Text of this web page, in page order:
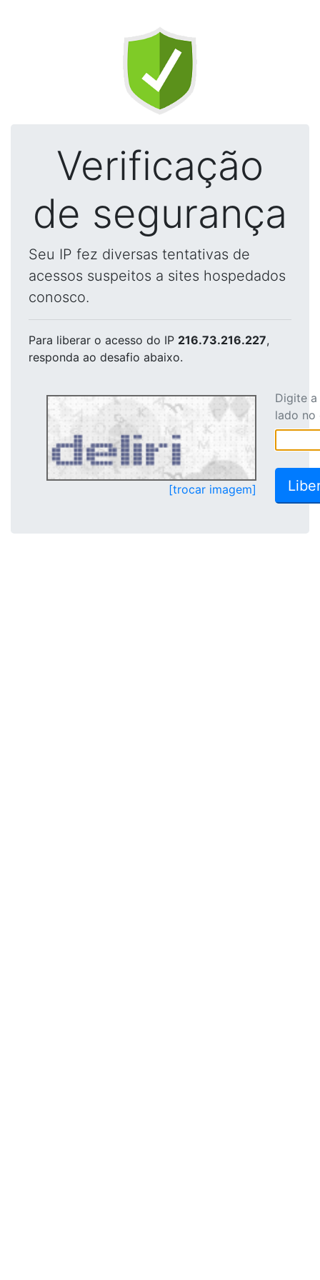
Verificação
de segurança
Seu IP fez diversas tentativas de
acessos suspeitos a sites hospedados
conosco.
Para liberar o acesso do IP 216.73.216.227,
responda ao desafio abaixo.
[trocar imagem]
Digite
lado no